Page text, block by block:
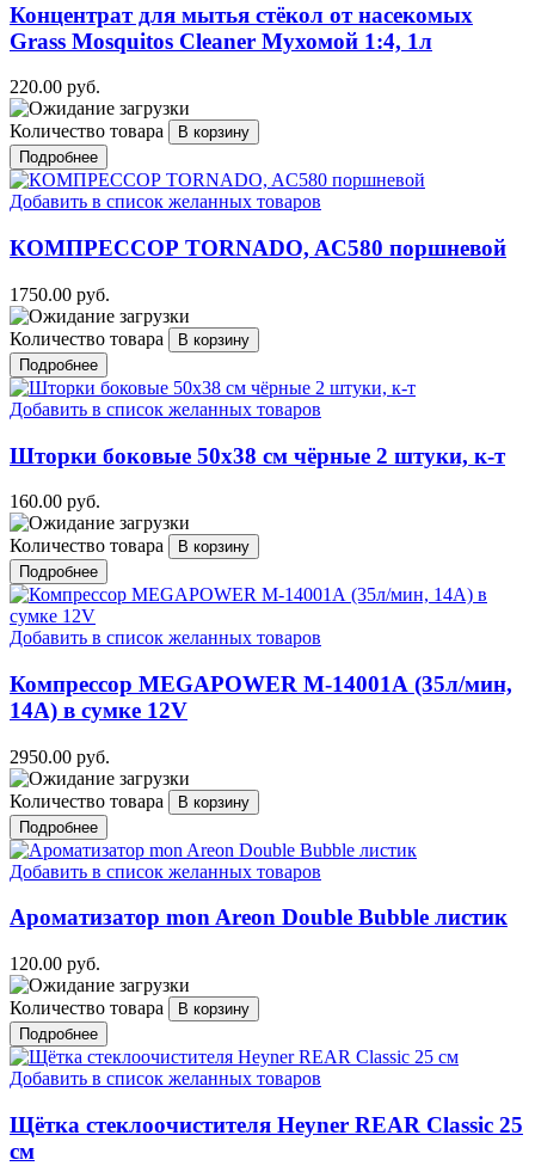
Концентрат для мытья стёкол от насекомых
Grass Mosquitos Cleaner Мухомой 1:4, 1л
220.00 руб.
Количество товара
Подробнее
Добавить в список желанных товаров
КОМПРЕССОР TORNADO, AC580 поршневой
1750.00 руб.
Количество товара
Подробнее
Добавить в список желанных товаров
Шторки боковые 50х38 см чёрные 2 штуки, к-т
160.00 руб.
Количество товара
Подробнее
Добавить в список желанных товаров
Компрессор MEGAPOWER M-14001А (35л/мин,
14А) в сумке 12V
2950.00 руб.
Количество товара
Подробнее
Добавить в список желанных товаров
Ароматизатор mon Areon Double Bubble листик
120.00 руб.
Количество товара
Подробнее
Добавить в список желанных товаров
Щётка стеклоочистителя Heyner REAR Classic 25
см